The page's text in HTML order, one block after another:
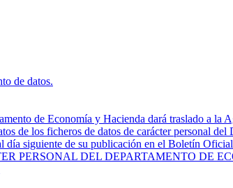
de datos.
de Economía y Hacienda dará traslado a la
de los ficheros de datos de carácter personal
día siguiente de su publicación en el Boletín
PERSONAL DEL DEPARTAMENTO DE